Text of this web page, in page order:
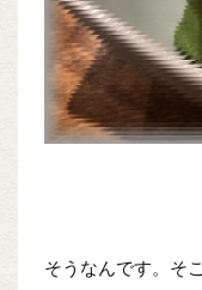
そうなんです。そ